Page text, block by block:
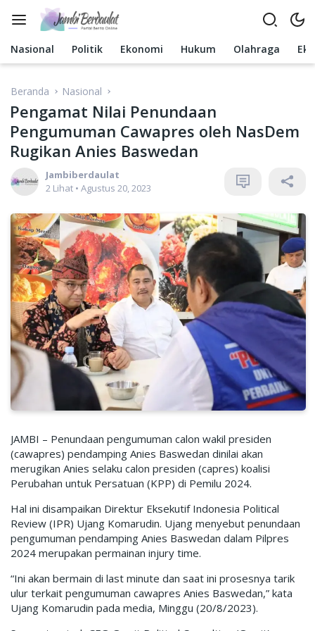
Nasional
Politik Ekonomi Hukum Olahraga
Beranda Nasional
Pengamat Nilai Penundaan
Pengumuman Cawapres oleh NasDem
Rugikan Anies Baswedan
Jambiberdaulat
2 Lihat • Agustus 20, 2023
JAMBI – Penundaan pengumuman calon wakil presiden
(cawapres) pendamping Anies Baswedan dinilai akan
merugikan Anies selaku calon presiden (capres) koalisi
Perubahan untuk Persatuan (KPP) di Pemilu 2024.
Hal ini disampaikan Direktur Eksekutif Indonesia Political
Review (IPR) Ujang Komarudin. Ujang menyebut penundaan
pengumuman pendamping Anies Baswedan dalam Pilpres
2024 merupakan permainan injury time.
“Ini akan bermain di last minute dan saat ini prosesnya tarik
ulur terkait pengumuman cawapres Anies Baswedan,” kata
Ujang Komarudin pada media, Minggu (20/8/2023).